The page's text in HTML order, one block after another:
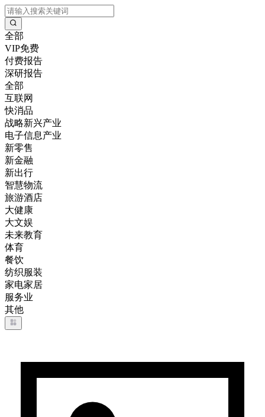
全部
VIP免费
付费报告
深研报告
全部
互联网
快消品
战略新兴产业
电子信息产业
新零售
新金融
新出行
智慧物流
旅游酒店
大健康
大文娱
未来教育
体育
餐饮
纺织服装
家电家居
服务业
其他